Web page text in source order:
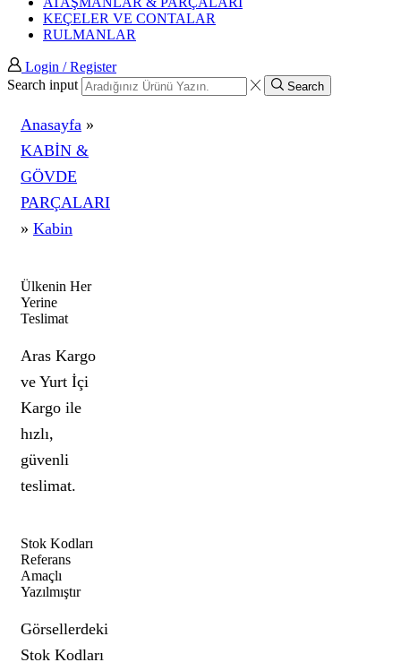
KEÇELER VE CONTALAR
RULMANLAR
Login / Register
Search input
Search
Anasayfa »
KABİN &
GÖVDE
PARÇALARI
» Kabin
Ülkenin Her
Yerine
Teslimat
Aras Kargo
ve Yurt İçi
Kargo ile
hızlı,
güvenli
teslimat.
Stok Kodları
Referans
Amaçlı
Yazılmıştır
Görsellerdeki
Stok Kodları